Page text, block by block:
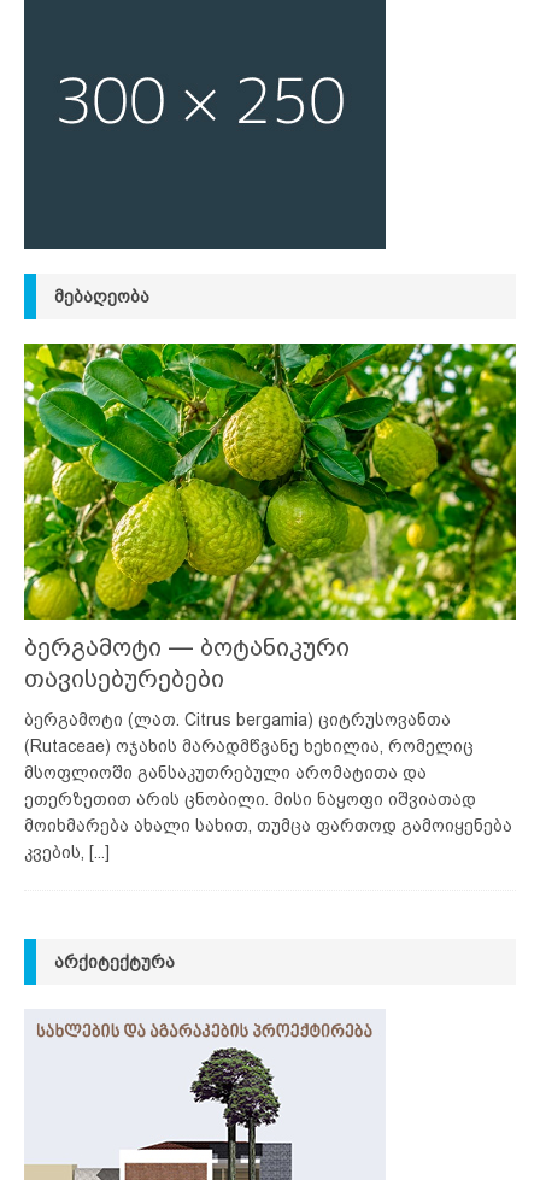
ᲛᲔᲑᲐᲦᲔᲝᲑᲐ
ბერგამოტი — ბოტანიკური
თავისებურებები
ბერგამოტი (ლათ. Citrus bergamia) ციტრუსოვანთა
(Rutaceae) ოჯახის მარადმწვანე ხეხილია, რომელიც
მსოფლიოში განსაკუთრებული არომატითა და
ეთერზეთით არის ცნობილი. მისი ნაყოფი იშვიათად
მოიხმარება ახალი სახით, თუმცა ფართოდ გამოიყენება
კვების, [...]
ᲐᲠᲥᲘᲢᲔᲥᲢᲣᲠᲐ